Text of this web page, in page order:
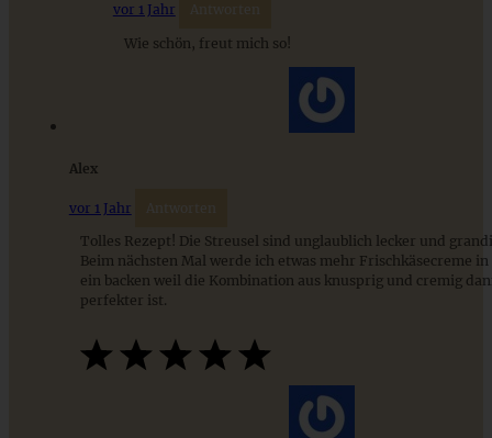
9 saisonale Rezepte im August – die besten Ideen mit Obst
& Gemüse der Saison
ZUM BEITRAG
vor 1 Jahr Antworten
Wie schön, freut mich so!
Alex
vor 1 Jahr Antworten
Tolles Rezept! Die Streusel sind unglaublich lecker und
Beim nächsten Mal werde ich etwas mehr Frischkäsecreme in
ein backen weil die Kombination aus knusprig und cremig
perfekter ist.